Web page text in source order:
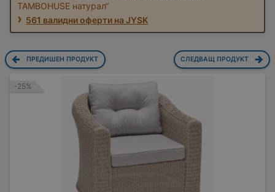
TAMBOHUSE натурал“
561 валидни оферти на JYSK
ПРЕДИШЕН ПРОДУКТ СЛЕДВАЩ ПРОДУКТ
-25%